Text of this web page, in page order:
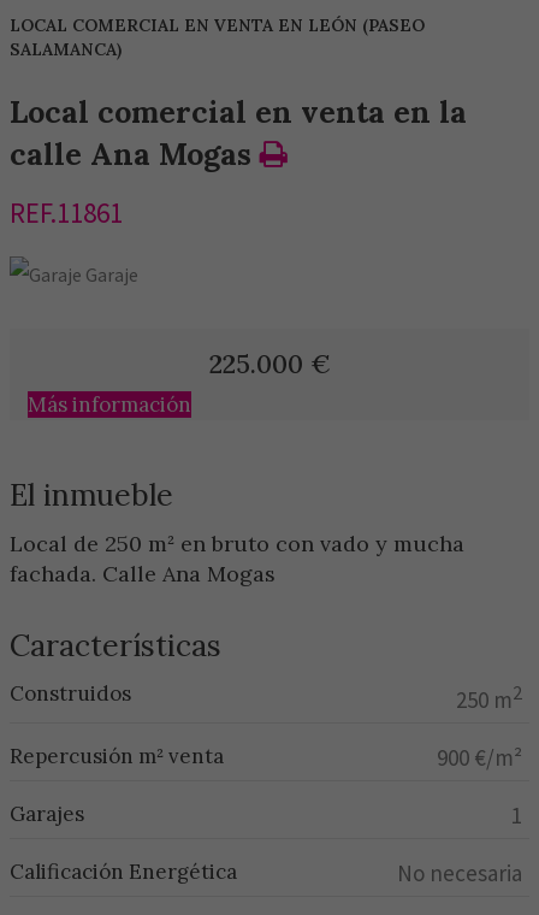
LOCAL COMERCIAL EN VENTA EN LEÓN (PASEO
SALAMANCA)
Local comercial en venta en la
calle Ana Mogas
REF.11861
Garaje
225.000 €
Más información
El inmueble
Local de 250 m² en bruto con vado y mucha
fachada. Calle Ana Mogas
Características
Construidos 250 m2
Repercusión m² venta 900 €/m²
Garajes 1
Calificación Energética No necesaria